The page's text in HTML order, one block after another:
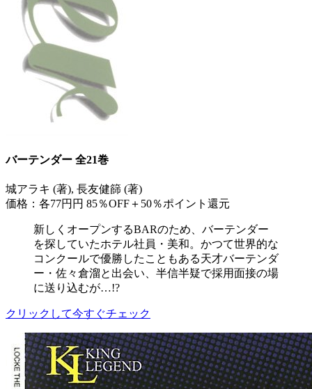
バーテンダー 全21巻
城アラキ (著), 長友健篩 (著)
価格：各77円円 85％OFF＋50％ポイント還元
新しくオープンするBARのため、バーテンダー
を探していたホテル社員・美和。かつて世界的な
コンクールで優勝したこともある天才バーテンダ
ー・佐々倉溜と出会い、半信半疑で採用面接の場
に送り込むが…!?
クリックして今すぐチェック